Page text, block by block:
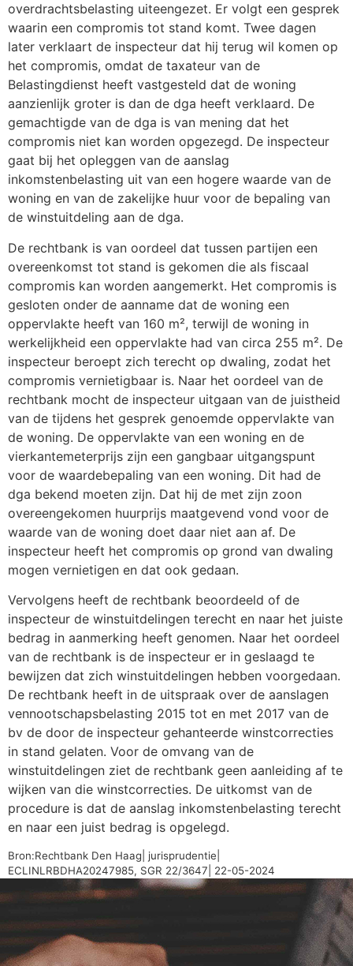
overdrachtsbelasting uiteengezet. Er volgt een gesprek
waarin een compromis tot stand komt. Twee dagen
later verklaart de inspecteur dat hij terug wil komen op
het compromis, omdat de taxateur van de
Belastingdienst heeft vastgesteld dat de woning
aanzienlijk groter is dan de dga heeft verklaard. De
gemachtigde van de dga is van mening dat het
compromis niet kan worden opgezegd. De inspecteur
gaat bij het opleggen van de aanslag
inkomstenbelasting uit van een hogere waarde van de
woning en van de zakelijke huur voor de bepaling van
de winstuitdeling aan de dga.
De rechtbank is van oordeel dat tussen partijen een
overeenkomst tot stand is gekomen die als fiscaal
compromis kan worden aangemerkt. Het compromis is
gesloten onder de aanname dat de woning een
oppervlakte heeft van 160 m², terwijl de woning in
werkelijkheid een oppervlakte had van circa 255 m². De
inspecteur beroept zich terecht op dwaling, zodat het
compromis vernietigbaar is. Naar het oordeel van de
rechtbank mocht de inspecteur uitgaan van de juistheid
van de tijdens het gesprek genoemde oppervlakte van
de woning. De oppervlakte van een woning en de
vierkantemeterprijs zijn een gangbaar uitgangspunt
voor de waardebepaling van een woning. Dit had de
dga bekend moeten zijn. Dat hij de met zijn zoon
overeengekomen huurprijs maatgevend vond voor de
waarde van de woning doet daar niet aan af. De
inspecteur heeft het compromis op grond van dwaling
mogen vernietigen en dat ook gedaan.
Vervolgens heeft de rechtbank beoordeeld of de
inspecteur de winstuitdelingen terecht en naar het juiste
bedrag in aanmerking heeft genomen. Naar het oordeel
van de rechtbank is de inspecteur er in geslaagd te
bewijzen dat zich winstuitdelingen hebben voorgedaan.
De rechtbank heeft in de uitspraak over de aanslagen
vennootschapsbelasting 2015 tot en met 2017 van de
bv de door de inspecteur gehanteerde winstcorrecties
in stand gelaten. Voor de omvang van de
winstuitdelingen ziet de rechtbank geen aanleiding af te
wijken van die winstcorrecties. De uitkomst van de
procedure is dat de aanslag inkomstenbelasting terecht
en naar een juist bedrag is opgelegd.
Bron:Rechtbank Den Haag| jurisprudentie|
ECLINLRBDHA20247985, SGR 22/3647| 22-05-2024